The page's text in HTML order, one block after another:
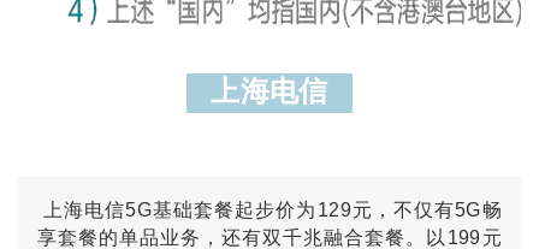
上海电信
上海电信5G基础套餐起步价为129元，不仅有5G畅
享套餐的单品业务，还有双千兆融合套餐。以199元